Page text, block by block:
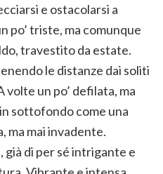
e ostacolarsi a
po’ triste, ma comunque
travestito da estate.
le distanze dai soliti
un po’ defilata, ma
sottofondo come una
ma mai invadente.
già di per sé intrigante e